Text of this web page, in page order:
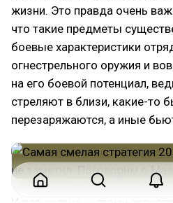
жизни. Это правда очень
что такие предметы
боевые характеристики
огнестрельного оружия и
на его боевой потенциал,
стреляют в близи, какие-то
перезаряжаются, а иные